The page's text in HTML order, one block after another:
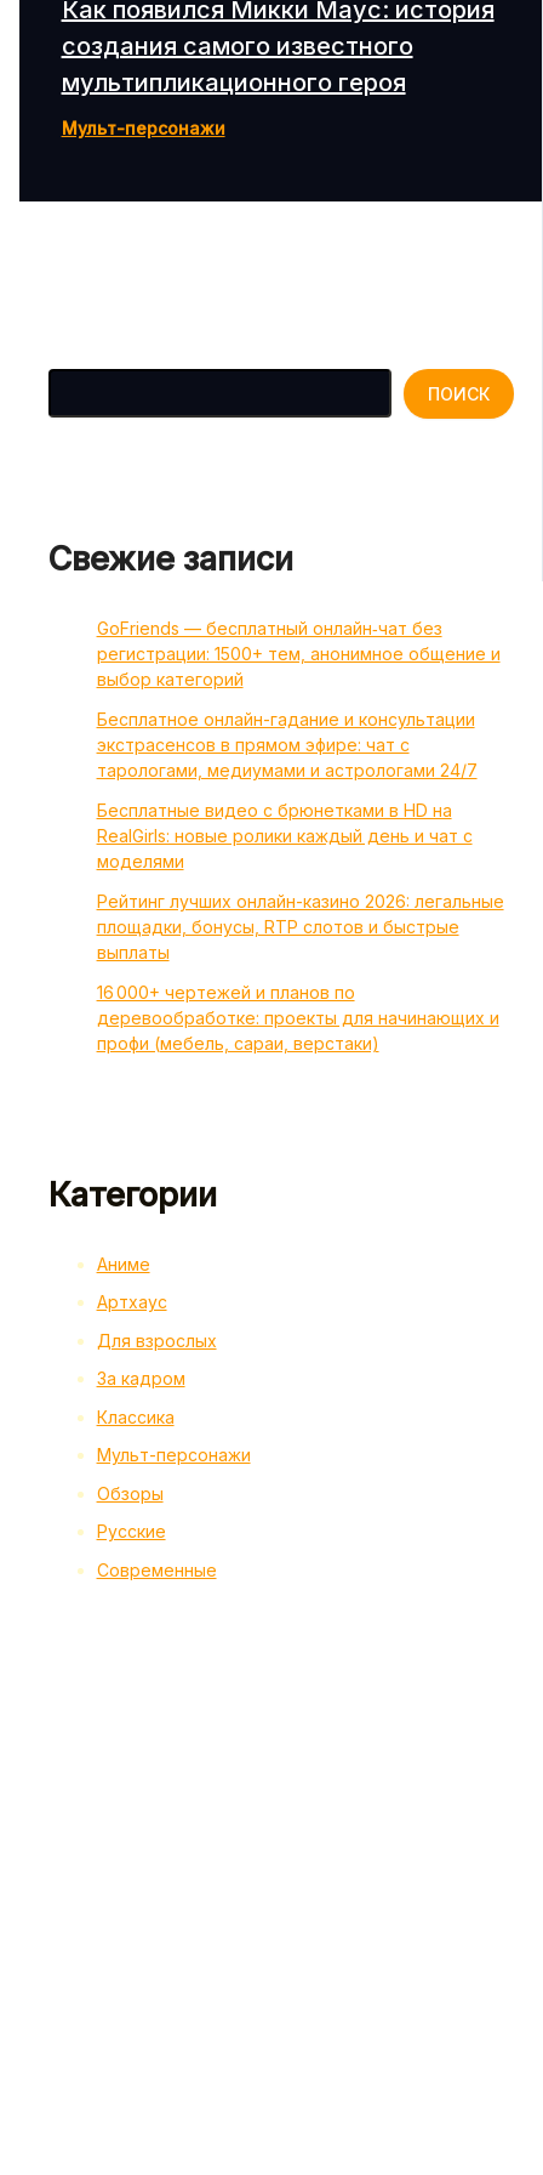
ПОИСК
Свежие записи
GoFriends — бесплатный онлайн‑чат без
регистрации: 1500+ тем, анонимное общение и
выбор категорий
Бесплатное онлайн-гадание и консультации
экстрасенсов в прямом эфире: чат с
тарологами, медиумами и астрологами 24/7
Бесплатные видео с брюнетками в HD на
RealGirls: новые ролики каждый день и чат с
моделями
Рейтинг лучших онлайн-казино 2026: легальные
площадки, бонусы, RTP слотов и быстрые
выплаты
16 000+ чертежей и планов по
деревообработке: проекты для начинающих и
профи (мебель, сараи, верстаки)
Категории
Аниме
Артхаус
Для взрослых
За кадром
Классика
Мульт-персонажи
Обзоры
Русские
Современные
Как появился Микки Маус: история
создания самого известного
мультипликационного героя
Мульт-персонажи